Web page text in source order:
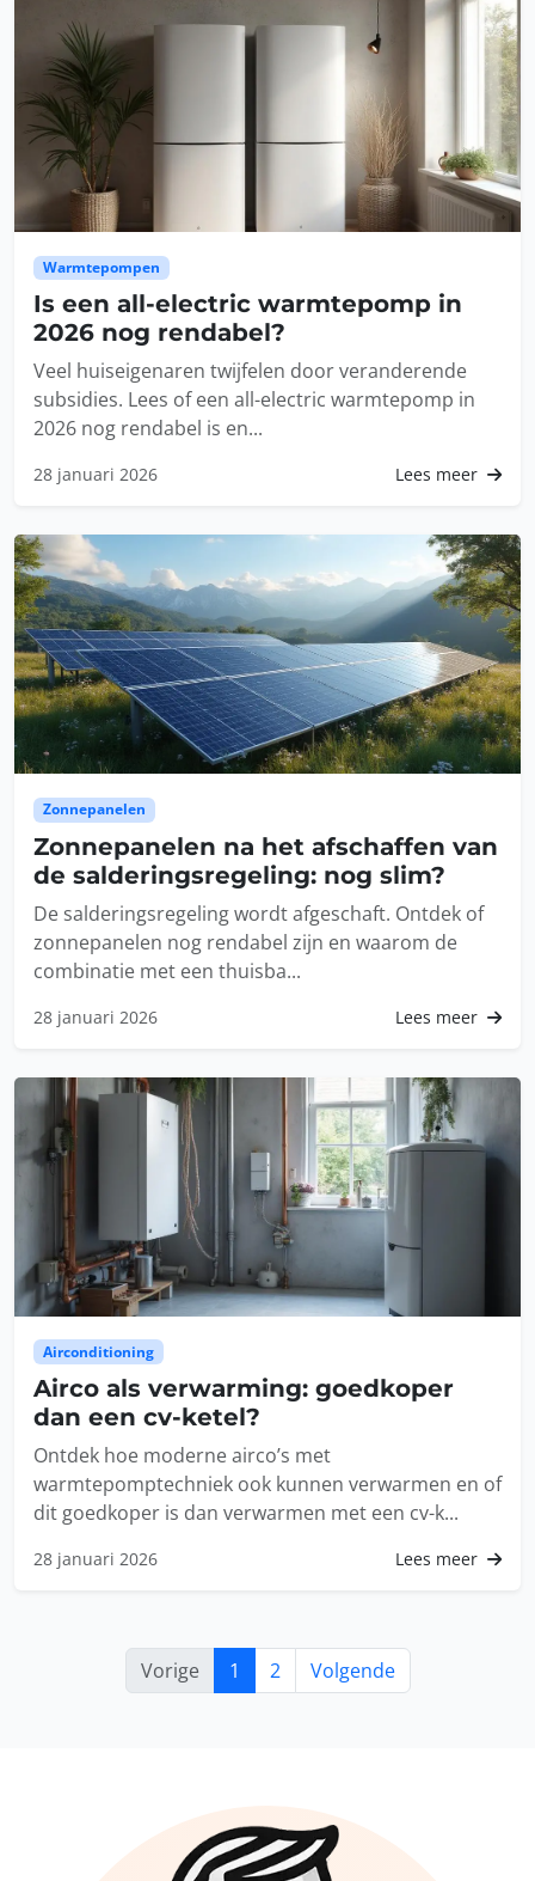
Warmtepompen
Is een all-electric warmtepomp in
2026 nog rendabel?
Veel huiseigenaren twijfelen door veranderende
subsidies. Lees of een all-electric warmtepomp in
2026 nog rendabel is en...
28 januari 2026 Lees meer
Zonnepanelen
Zonnepanelen na het afschaffen van
de salderingsregeling: nog slim?
De salderingsregeling wordt afgeschaft. Ontdek of
zonnepanelen nog rendabel zijn en waarom de
combinatie met een thuisba...
28 januari 2026 Lees meer
Airconditioning
Airco als verwarming: goedkoper
dan een cv-ketel?
Ontdek hoe moderne airco’s met
warmtepomptechniek ook kunnen verwarmen en of
dit goedkoper is dan verwarmen met een cv-k...
28 januari 2026 Lees meer
Vorige 1 2 Volgende
Titel
Annuleren